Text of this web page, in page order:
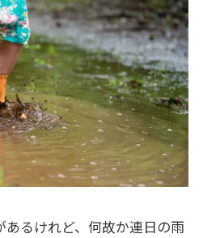
るけれど、何故か連日の雨